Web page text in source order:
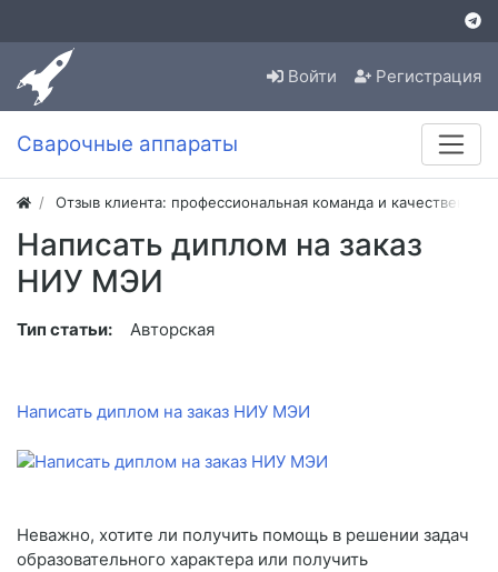
Войти Регистрация
Сварочные аппараты
Отзыв клиента: профессиональная команда и
Написать диплом на заказ
НИУ МЭИ
Тип статьи: Авторская
Написать диплом на заказ НИУ МЭИ
Неважно, хотите ли получить помощь в решении задач
образовательного характера или получить